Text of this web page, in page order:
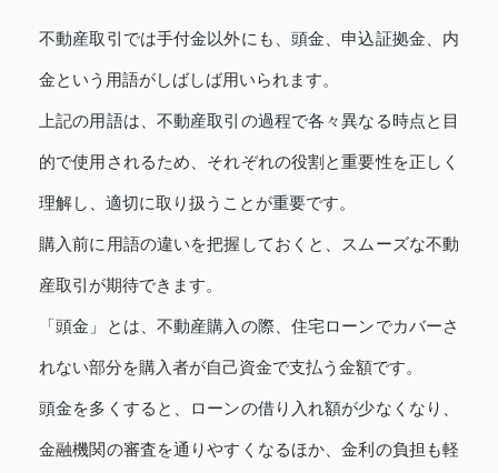
不動産取引では手付金以外にも、頭金、申込証拠金、内
金という用語がしばしば用いられます。
上記の用語は、不動産取引の過程で各々異なる時点と目
的で使用されるため、それぞれの役割と重要性を正しく
理解し、適切に取り扱うことが重要です。
購入前に用語の違いを把握しておくと、スムーズな不動
産取引が期待できます。
「頭金」とは、不動産購入の際、住宅ローンでカバーさ
れない部分を購入者が自己資金で支払う金額です。
頭金を多くすると、ローンの借り入れ額が少なくなり、
金融機関の審査を通りやすくなるほか、金利の負担も軽